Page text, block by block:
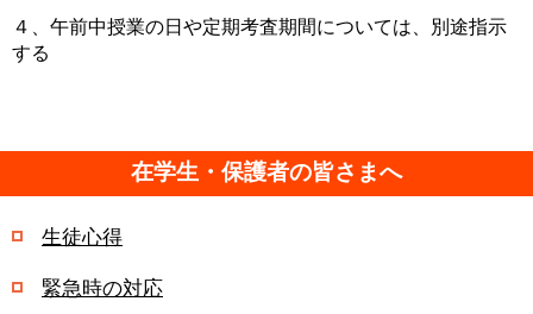
４、午前中授業の日や定期考査期間については、別途指示
する
在学生・保護者の皆さまへ
生徒心得
緊急時の対応